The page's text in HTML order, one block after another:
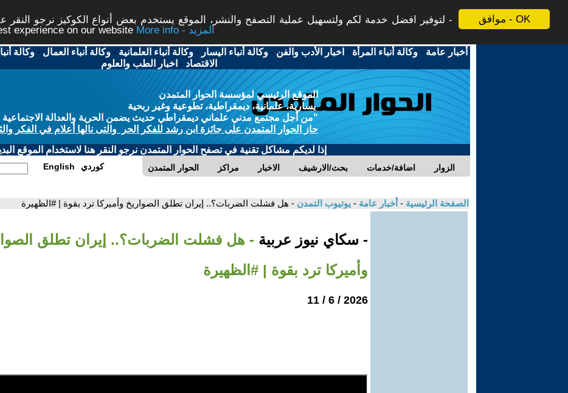
موافق - OK
لتوفير افضل خدمة لكم ولتسهيل عملية التصفح والنشر، الموقع يستخدم بعض أنواع الكوكيز نرجو
experience on our website
More info - المزيد
أخبار عامة -وكالة أنباء المرأة - اخبار الأدب والفن -وكالة أنباء اليسار -وكالة أنباء العلمانية -وكالة أنباء العمال -وكالة
الاقتصاد - اخبار الطب والعلوم
الموقع الرئيسي لمؤسسة الحوار المتمدن
يسارية، علمانية، ديمقراطية، تطوعية وغير ربحية
"من أجل مجتمع مدني علماني ديمقراطي حديث يضمن الحرية والعدالة الاجتماعية
حاز الحوار المتمدن على جائزة ابن رشد للفكر الحر والتى نالها أعلام في الفكر
إذا لديكم مشاكل تقنية في تصفح الحوار المتمدن نرجو النقر هنا لاستخدام الموقع
الحوار المتمدن مراكز الاخبار بحث/الارشيف اضافة/خدمات الزوار English كوردي
الصفحة الرئيسية - أخبار عامة - يوتيوب التمدن - هل فشلت الضربات؟.. إيران تطلق الصواريخ وأميركا ترد بقوة | #الظهيرة
- سكاي نيوز عربية - هل فشلت الضربات؟.. إيران تطلق
وأميركا ترد بقوة | #الظهيرة
2026 / 6 / 11